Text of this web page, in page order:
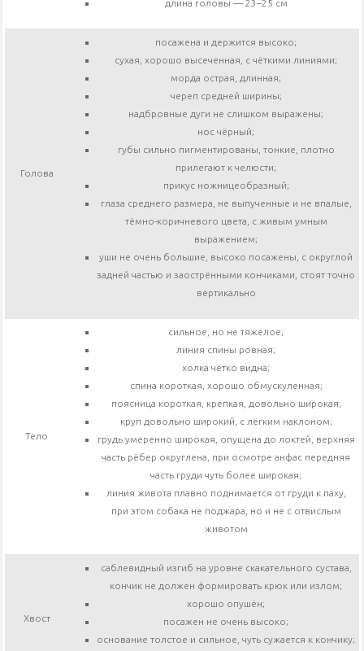
длина головы — 23–25 см
Голова
посажена и держится высоко;
сухая, хорошо высеченная, с чёткими линиями;
морда острая, длинная;
череп средней ширины;
надбровные дуги не слишком выражены;
нос чёрный;
губы сильно пигментированы, тонкие, плотно
прилегают к челюсти;
прикус ножницеобразный;
глаза среднего размера, не выпученные и не впалые,
тёмно-коричневого цвета, с живым умным
выражением;
уши не очень большие, высоко посажены, с округлой
задней частью и заострёнными кончиками, стоят точно
вертикально
Тело
сильное, но не тяжёлое;
линия спины ровная;
холка чётко видна;
спина короткая, хорошо обмускуленная;
поясница короткая, крепкая, довольно широкая;
круп довольно широкий, с лёгким наклоном;
грудь умеренно широкая, опущена до локтей, верхняя
часть рёбер округлена, при осмотре анфас передняя
часть груди чуть более широкая;
линия живота плавно поднимается от груди к паху,
при этом собака не поджара, но и не с отвислым
животом
Хвост
саблевидный изгиб на уровне скакательного сустава,
кончик не должен формировать крюк или излом;
хорошо опушён;
посажен не очень высоко;
основание толстое и сильное, чуть сужается к кончику;